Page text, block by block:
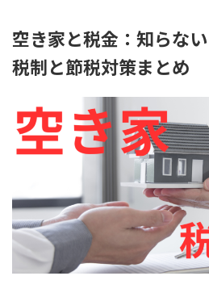
空き家と税金：知らな
税制と節税対策まとめ